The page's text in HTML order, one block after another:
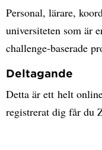
Personal, lärare,
universiteten som är
challenge-baserade
Deltagande
Detta är ett helt
registrerat dig får du